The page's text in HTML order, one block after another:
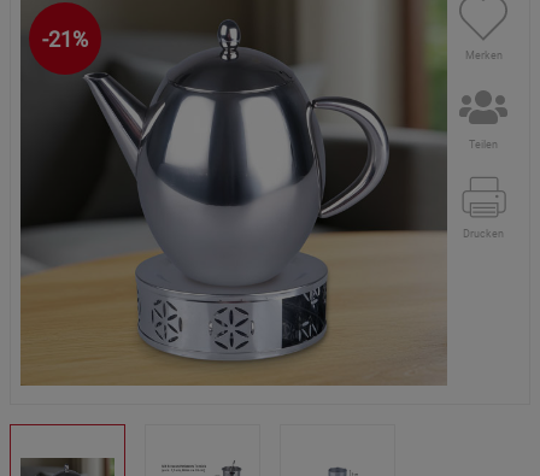
-21%
Merken
Teilen
Drucken